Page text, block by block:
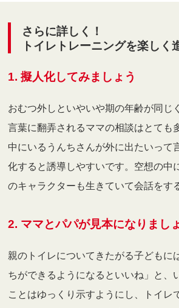
さらに詳しく！
トイレトレーニングを楽し
1. 擬人化してみましょう
おむつ外しといやいや期の年齢が同じ
言葉に翻弄されるママの相談はとても
中にいるうんちさんが外に出たいって
化すると誘導しやすいです。空想の中
のキャラクターも生きていて会話をす
2. ママとパパが見本になりまし
親のトイレについてきたがる子どもに
ちができるようになるといいね」と、
ことはゆっくり示すようにし、トイレ